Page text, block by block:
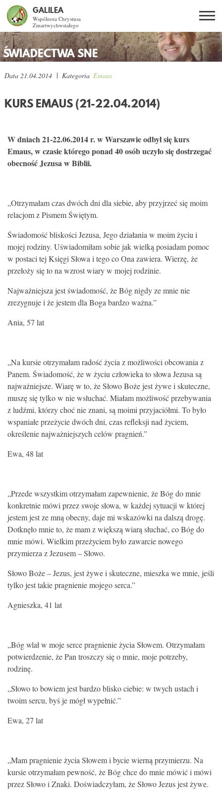
GALILEA
Wspólnota Chrystusa
Zmartwychwstałego
PL EN BG
Szukaj
CO DAJE ŻYCIE Z JEZUSEM?
SPOTKANIA OTWARTE
AKTUALNOŚCI
KURSY SNE
KONTAKT
ŚWIADECTWA SNE
Data 21.04.2014 Kategoria Emaus
KURS EMAUS (21-22.04.2014)
W dniach 21-22.06.2014 r. w Warszawie odbył się kurs
Emaus, w czasie którego ponad 40 osób uczyło się dostrzegać
obecność Jezusa w Biblii.
„Otrzymałam czas dwóch dni dla siebie, aby przyjrzeć się moim
relacjom z Pismem Świętym.
Świadomość bliskości Jezusa, Jego działania w moim życiu i
mojej rodziny. Uświadomiłam sobie jak wielką posiadam pomoc
w postaci tej Księgi Słowa i tego co Ona zawiera. Wierzę, że
przełoży się to na wzrost wiary w mojej rodzinie.
Najważniejsza jest świadomość, że Bóg nigdy ze mnie nie
zrezygnuje i że jestem dla Boga bardzo ważna.”
Ania, 57 lat
„Na kursie otrzymałam radość życia z możliwości obcowania z
Panem. Świadomość, że w życiu człowieka to słowa Jezusa są
najważniejsze. Wiarę w to, że Słowo Boże jest żywe i skuteczne,
muszę się tylko w nie wsłuchać. Miałam możliwość przebywania
z ludźmi, którzy choć nie znani, są moimi przyjaciółmi. To było
wspaniałe przeżycie dwóch dni, czas refleksji nad życiem,
określenie najważniejszych celów pragnień.”
Ewa, 48 lat
„Przede wszystkim otrzymałam zapewnienie, że Bóg do mnie
konkretnie mówi przez swoje słowa, w każdej sytuacji w której
jestem jest ze mną obecny, daje mi wskazówki na dalszą drogę.
Dotknęło mnie to, że mam z większą wiarą słuchać, co Bóg do
mnie mówi. Wielkim przeżyciem było zawarcie nowego
przymierza z Jezusem – Słowo.
Słowo Boże – Jezus, jest żywe i skuteczne, mieszka we mnie, jeśli
tylko jest takie pragnienie mojego serca.”
Agnieszka, 41 lat
„Bóg wlał w moje serce pragnienie życia Słowem. Otrzymałam
potwierdzenie, że Pan troszczy się o mnie, moje potrzeby,
rodzinę.
„Słowo to bowiem jest bardzo blisko ciebie: w twych ustach i
twoim sercu, byś je mógł wypełnić.”
Ewa, 27 lat
„Mam pragnienie życia Słowem i bycie wierną przymierzu. Na
kursie otrzymałam pewność, że Bóg chce do mnie mówić i mówi
przez Słowo i Znaki. Doświadczyłam, że Słowo Jezus jest żywe.